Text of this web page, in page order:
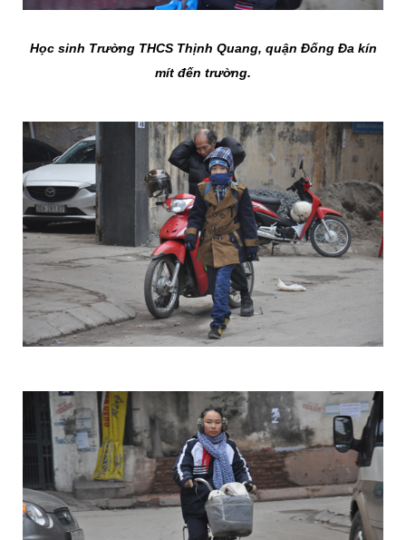
Học sinh Trường THCS Thịnh Quang, quận Đống Đa kín
mít đến trường.